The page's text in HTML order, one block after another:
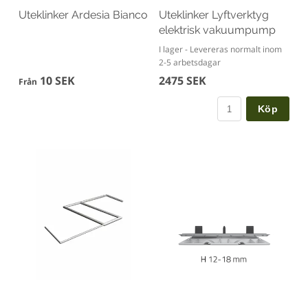
Uteklinker Ardesia Bianco
Från 10 SEK
Uteklinker Lyftverktyg
elektrisk vakuumpump
I lager - Levereras normalt inom
2-5 arbetsdagar
2475 SEK
Köp